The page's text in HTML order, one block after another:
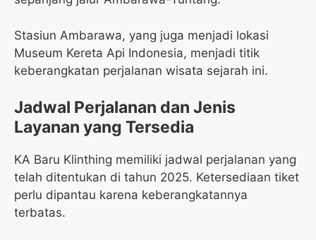
Stasiun Ambarawa, yang juga menjadi lokasi
Museum Kereta Api Indonesia, menjadi titik
keberangkatan perjalanan wisata sejarah ini.
Jadwal Perjalanan dan Jenis
Layanan yang Tersedia
KA Baru Klinthing memiliki jadwal perjalanan yang
telah ditentukan di tahun 2025. Ketersediaan tiket
perlu dipantau karena keberangkatannya
terbatas.